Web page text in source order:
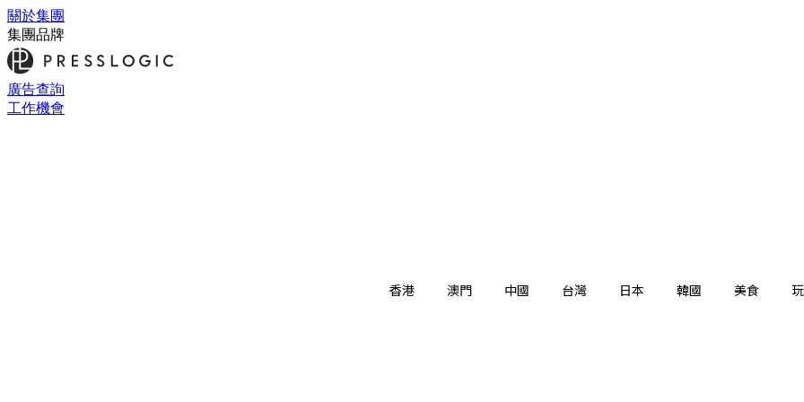
關於集團
集團品牌
廣告查詢
工作機會
香港 澳門 中國 台灣 日本 韓國 美食